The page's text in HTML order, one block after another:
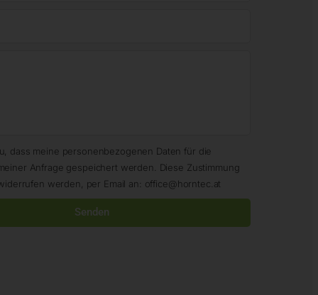
dass meine personenbezogenen Daten für die
Anfrage gespeichert werden. Diese Zustimmung
werden, per Email an: office@horntec.at
Senden